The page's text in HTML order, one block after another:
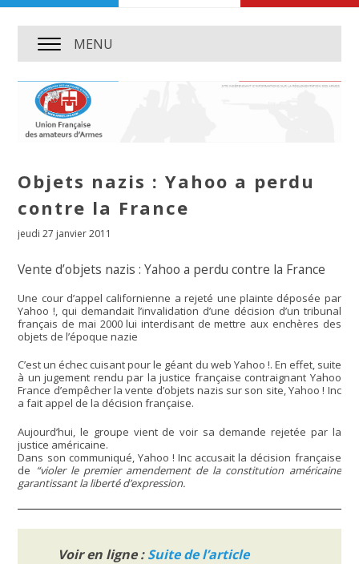
MENU
Objets nazis : Yahoo a perdu
contre la France
jeudi 27 janvier 2011
Vente d’objets nazis : Yahoo a perdu contre la France
Une cour d’appel californienne a rejeté une plainte déposée par
Yahoo !, qui demandait l’invalidation d’une décision d’un tribunal
français de mai 2000 lui interdisant de mettre aux enchères des
objets de l’époque nazie
C’est un échec cuisant pour le géant du web Yahoo !. En effet, suite
à un jugement rendu par la justice française contraignant Yahoo
France d’empêcher la vente d’objets nazis sur son site, Yahoo ! Inc
a fait appel de la décision française.
Aujourd’hui, le groupe vient de voir sa demande rejetée par la
justice américaine.
Dans son communiqué, Yahoo ! Inc accusait la décision française
de “violer le premier amendement de la constitution américaine
garantissant la liberté d’expression.
Voir en ligne :Suite de l’article